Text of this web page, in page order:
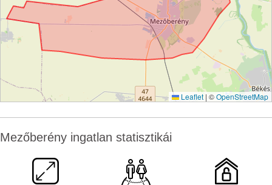
Leaflet | ©OpenStreetMap
Mezőberény ingatlan statisztikái